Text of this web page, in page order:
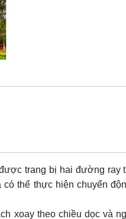
trang bị hai đường ray
thể thực hiện chuyển
xoay theo chiều dọc và